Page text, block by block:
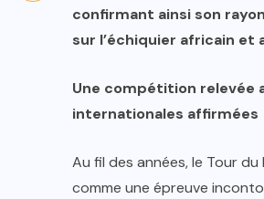
confirmant ainsi son
sur l’échiquier africain et
Une compétition relevée
internationales affirmées
Au fil des années, le Tour du
comme une épreuve